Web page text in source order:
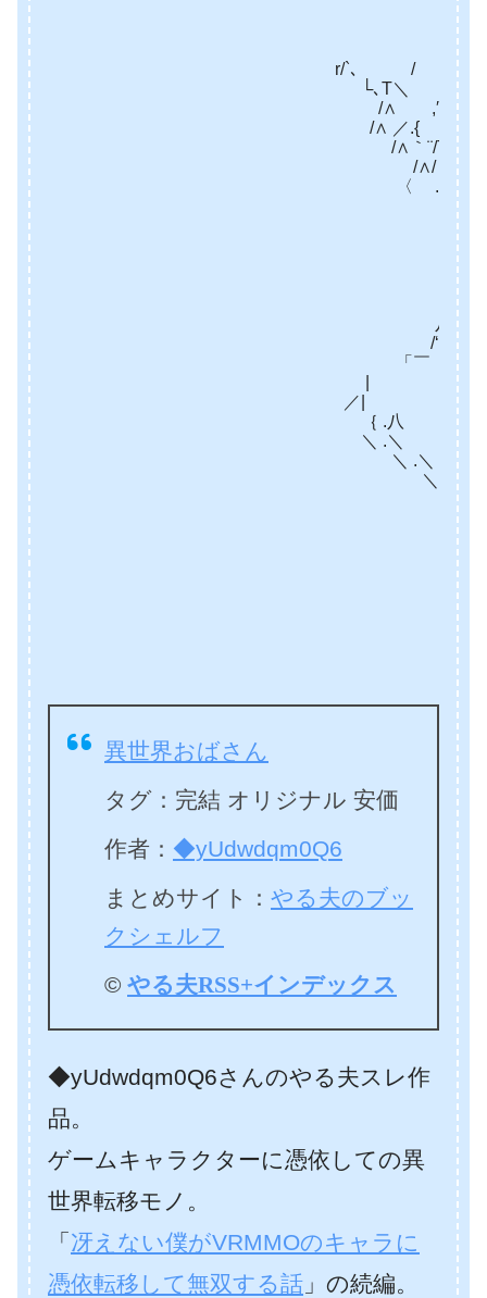
-
／
| |: `､
r/`､ / | || ‘
└､T＼ | ||
/∧ ,′ | /.|
/∧ ／.{ _/_ 」＼＿_／ L
/∧｀¨/Τ ＼ ／>
/∧/ } ／ ＼> 〈 l :|＼_
〈 . } r ┐
＼公 .. ､ 丿 r「「L
/＼} ]ﾆ=– -=| 〕
〈 ./ . / / ! / 込
V .{ / {＿l _/＿/
′{: / /＼ r- 〕i
{:. {八 L
八 . { 〕-「＼／|＿
/‘’くゝ‘ /￣L/＼」──
「￣ / :{i:{i＼ ’
| / {i:{＼i＼
／| {i:{ ＼i＼
｛ .八 {i:{
＼ .＼
＼ .＼
＼ ｀^´｀¨””～ ,,_ _､
｀^´｀¨””～ ,,_＿＿＿ﾆ
/, |`､
/, | `､ -
/,
/,
/,
｀
異世界おばさん
タグ：完結 オリジナル 安価
作者： ◆yUdwdqm0Q6
まとめサイト： やる夫のブッ
クシェルフ
© やる夫RSS+インデックス
◆yUdwdqm0Q6さんのやる夫スレ作
品。
ゲームキャラクターに憑依しての異
世界転移モノ。
「 冴えない僕がVRMMOのキャラに
憑依転移して無双する話 」の続編。